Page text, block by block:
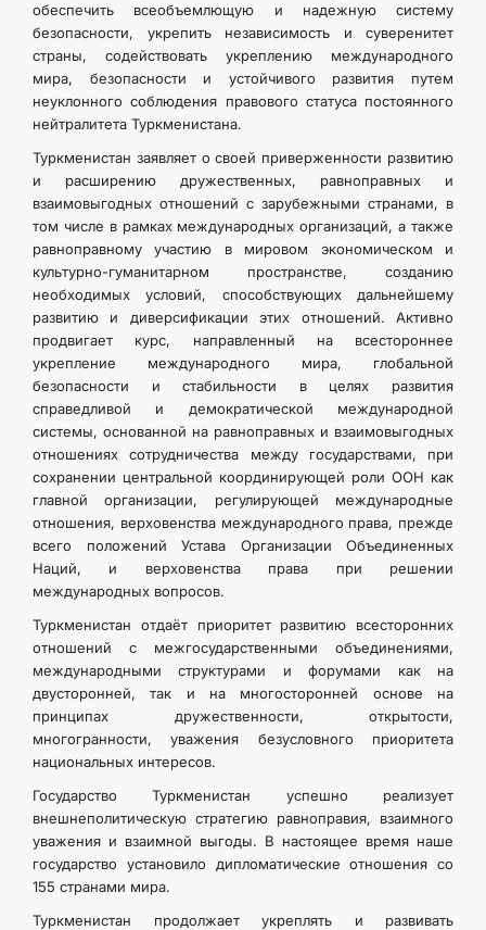
обеспечить всеобъемлющую и надежную систему
безопасности, укрепить независимость и суверенитет
страны, содействовать укреплению международного
мира, безопасности и устойчивого развития путем
неуклонного соблюдения правового статуса постоянного
нейтралитета Туркменистана.
Туркменистан заявляет о своей приверженности развитию
и расширению дружественных, равноправных и
взаимовыгодных отношений с зарубежными странами, в
том числе в рамках международных организаций, а также
равноправному участию в мировом экономическом и
культурно-гуманитарном пространстве, созданию
необходимых условий, способствующих дальнейшему
развитию и диверсификации этих отношений. Активно
продвигает курс, направленный на всестороннее
укрепление международного мира, глобальной
безопасности и стабильности в целях развития
справедливой и демократической международной
системы, основанной на равноправных и взаимовыгодных
отношениях сотрудничества между государствами, при
сохранении центральной координирующей роли ООН как
главной организации, регулирующей международные
отношения, верховенства международного права, прежде
всего положений Устава Организации Объединенных
Наций, и верховенства права при решении
международных вопросов.
Туркменистан отдаёт приоритет развитию всесторонних
отношений с межгосударственными объединениями,
международными структурами и форумами как на
двусторонней, так и на многосторонней основе на
принципах дружественности, открытости,
многогранности, уважения безусловного приоритета
национальных интересов.
Государство Туркменистан успешно реализует
внешнеполитическую стратегию равноправия, взаимного
уважения и взаимной выгоды. В настоящее время наше
государство установило дипломатические отношения со
155 странами мира.
Туркменистан продолжает укреплять и развивать